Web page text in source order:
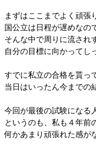
まずはここまでよく頑張
国公立は日程が遅めなの
そんな中で周りに流され
自分の目標に向かってし
すでに私立の合格を貰っ
当日はいったん今までの
今回が最後の試験になる
というのも、私も４年前
何かあまり頑張れた感が